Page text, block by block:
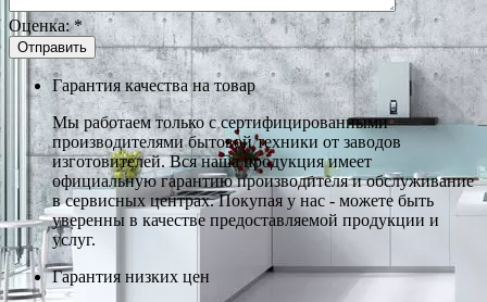
Оценка:*
Гарантия качества на товар
Мы работаем только с сертифицированными
производителями бытовой техники от заводов
изготовителей. Вся наша продукция имеет
официальную гарантию производителя и обслуживание
в сервисных центрах. Покупая у нас - можете быть
уверенны в качестве предоставляемой продукции и
услуг.
Гарантия низких цен